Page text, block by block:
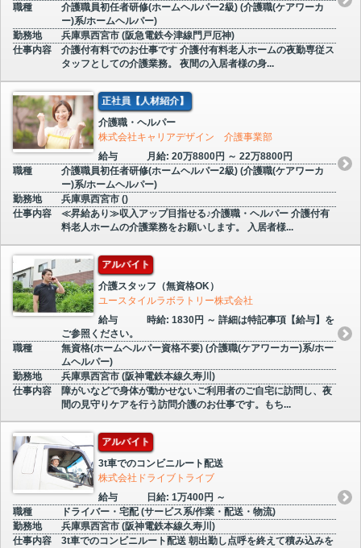
職種
介護職員初任者研修(ホームヘルパー2級) (介護職(ケアワーカ
ー)系/ホームヘルパー)
勤務地
兵庫県西宮市 (阪急電鉄今津線門戸厄神)
仕事内容
介護付有料でのお仕事です 介護付有料老人ホームの夜勤専従ス
タッフとしての介護業務。 夜間の入居者様の身...
正社員【人材紹介】
介護職・ヘルパー
株式会社キャリアデザイン 介護事業部
給与
月給: 20万8800円 ～ 22万8800円
職種
介護職員初任者研修(ホームヘルパー2級) (介護職(ケアワーカ
ー)系/ホームヘルパー)
勤務地
兵庫県西宮市 ()
仕事内容
≪昇給あり≫収入アップ目指せる♪介護職・ヘルパー 介護付有
料老人ホームの介護業務をお願いします。 入居者様...
アルバイト
介護スタッフ（無資格OK）
ユースタイルラボラトリー株式会社
給与
時給: 1830円 ～ 詳細は特記事項【給与】を
ご参照ください。
職種
無資格(ホームヘルパー資格不要) (介護職(ケアワーカー)系/ホー
ムヘルパー)
勤務地
兵庫県西宮市 (阪神電鉄本線久寿川)
仕事内容
障がいなどで身体が動かせないご利用者のご自宅に訪問し、夜
間の見守りケアを行う訪問介護のお仕事です。もち...
アルバイト
3t車でのコンビニルート配送
株式会社ドライブトライブ
給与
日給: 1万400円 ～
職種
ドライバー・宅配 (サービス系/作業・配送・物流)
勤務地
兵庫県西宮市 (阪神電鉄本線久寿川)
仕事内容
3t車でのコンビニルート配送 朝出勤し点呼を終えて積み込みを